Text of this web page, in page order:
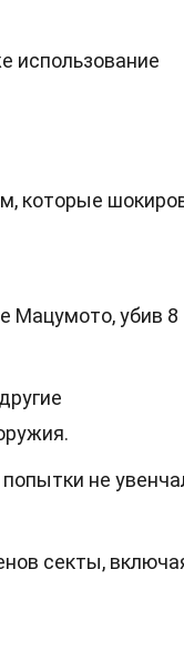
использование
которые
Мацумото, убив 8
не
секты,